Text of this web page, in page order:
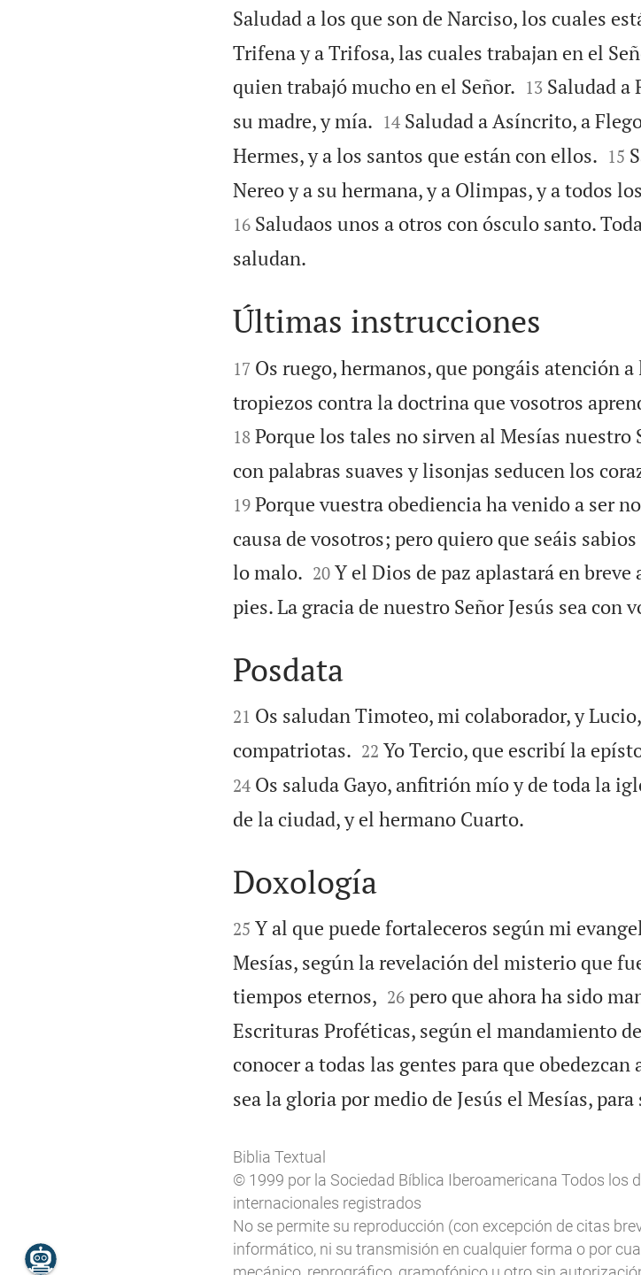
Saludad a los que son de Narciso, los cuales
Trifena y a Trifosa, las cuales trabajan en el
quien trabajó mucho en el Señor.
13 Saludad a
su madre, y mía.
14 Saludad a Asíncrito, a
Hermes, y a los santos que están con ellos.
15
Nereo y a su hermana, y a Olimpas, y a todos
16 Saludaos unos a otros con ósculo santo.
saludan.

Últimas instrucciones

17 Os ruego, hermanos, que pongáis atención
tropiezos contra la doctrina que vosotros
18 Porque los tales no sirven al Mesías nuestro
con palabras suaves y lisonjas seducen los
19 Porque vuestra obediencia ha venido a ser
causa de vosotros; pero quiero que seáis
lo malo.
20 Y el Dios de paz aplastará en breve
pies. La gracia de nuestro Señor Jesús sea con

Posdata

21 Os saludan Timoteo, mi colaborador, y
compatriotas.
22 Yo Tercio, que escribí la
24 Os saluda Gayo, anfitrión mío y de toda la
de la ciudad, y el hermano Cuarto.

Doxología

25 Y al que puede fortaleceros según mi
Mesías, según la revelación del misterio que
tiempos eternos,
26 pero que ahora ha sido
Escrituras Proféticas, según el mandamiento
conocer a todas las gentes para que obedezcan
sea la gloria por medio de Jesús el Mesías,
Biblia Textual
© 1999 por la Sociedad Bíblica Iberoamericana Todos los
internacionales registrados
No se permite su reproducción (con excepción de citas
informático, ni su transmisión en cualquier forma o por